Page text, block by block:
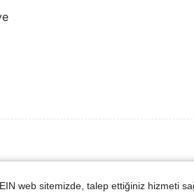
* 8.3in)
web sitemizde, talep ettiğiniz hizmeti